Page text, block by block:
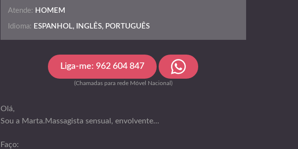
Atende: HOMEM
Idioma: ESPANHOL, INGLÊS, PORTUGUÊS
Liga-me: 962 604 847
(Chamadas para rede Móvel Nacional)
Olá,
Sou a Marta.Massagista sensual, envolvente…
Faço: